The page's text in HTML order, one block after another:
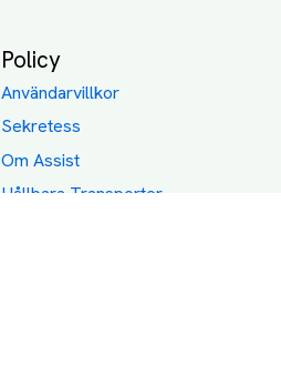
Policy
Användarvillkor
Sekretess
Om Assist
Hållbara Transporter